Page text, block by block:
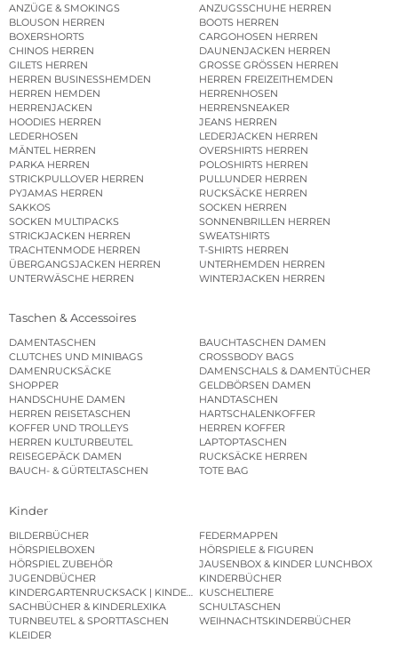
ANZÜGE & SMOKINGS
ANZUGSSCHUHE HERREN
BLOUSON HERREN
BOOTS HERREN
BOXERSHORTS
CARGOHOSEN HERREN
CHINOS HERREN
DAUNENJACKEN HERREN
GILETS HERREN
GROSSE GRÖSSEN HERREN
HERREN BUSINESSHEMDEN
HERREN FREIZEITHEMDEN
HERREN HEMDEN
HERRENHOSEN
HERRENJACKEN
HERRENSNEAKER
HOODIES HERREN
JEANS HERREN
LEDERHOSEN
LEDERJACKEN HERREN
MÄNTEL HERREN
OVERSHIRTS HERREN
PARKA HERREN
POLOSHIRTS HERREN
STRICKPULLOVER HERREN
PULLUNDER HERREN
PYJAMAS HERREN
RUCKSÄCKE HERREN
SAKKOS
SOCKEN HERREN
SOCKEN MULTIPACKS
SONNENBRILLEN HERREN
STRICKJACKEN HERREN
SWEATSHIRTS
TRACHTENMODE HERREN
T-SHIRTS HERREN
ÜBERGANGSJACKEN HERREN
UNTERHEMDEN HERREN
UNTERWÄSCHE HERREN
WINTERJACKEN HERREN
Taschen & Accessoires
DAMENTASCHEN
BAUCHTASCHEN DAMEN
CLUTCHES UND MINIBAGS
CROSSBODY BAGS
DAMENRUCKSÄCKE
DAMENSCHALS & DAMENTÜCHER
SHOPPER
GELDBÖRSEN DAMEN
HANDSCHUHE DAMEN
HANDTASCHEN
HERREN REISETASCHEN
HARTSCHALENKOFFER
KOFFER UND TROLLEYS
HERREN KOFFER
HERREN KULTURBEUTEL
LAPTOPTASCHEN
REISEGEPÄCK DAMEN
RUCKSÄCKE HERREN
BAUCH- & GÜRTELTASCHEN
TOTE BAG
Kinder
BILDERBÜCHER
FEDERMAPPEN
HÖRSPIELBOXEN
HÖRSPIELE & FIGUREN
HÖRSPIEL ZUBEHÖR
JAUSENBOX & KINDER LUNCHBOX
JUGENDBÜCHER
KINDERBÜCHER
KINDERGARTENRUCKSACK | KINDERGARTENBEUTEL
KUSCHELTIERE
SACHBÜCHER & KINDERLEXIKA
SCHULTASCHEN
TURNBEUTEL & SPORTTASCHEN
WEIHNACHTSKINDERBÜCHER
KLEIDER